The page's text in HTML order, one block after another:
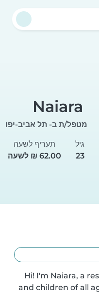
Naiara
מטפל/ת ב- תל אביב-יפו
גיל
23
תעריף לשעה
Hi! I'm Naiara, a
and children of all